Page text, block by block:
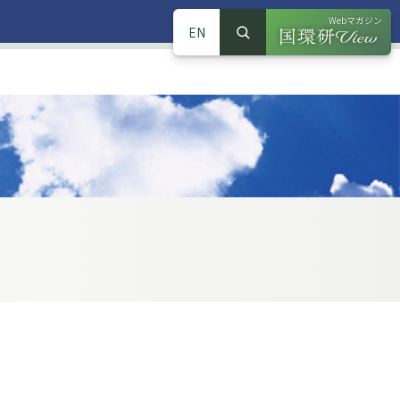
EN
サイト内検索
検索
Webマガジン
（別ウインドウ